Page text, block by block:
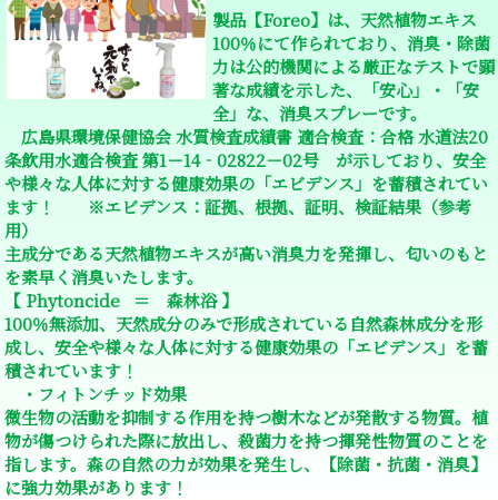
製品【Foreo】は、天然植物エキス
100％にて作られており、消臭・除菌
力は公的機関による厳正なテストで顕
著な成績を示した、「安心」・「安
全」な、消臭スプレーです。
広島県環境保健協会 水質検査成績書 適合検査：合格 水道法20
条飲用水適合検査 第1－14‐02822－02号 が示しており、安全
や様々な人体に対する健康効果の「エビデンス」を蓄積されてい
ます！ ※エビデンス：証拠、根拠、証明、検証結果（参考
用）
主成分である天然植物エキスが高い消臭力を発揮し、匂いのもと
を素早く消臭いたします。
【 Phytoncide ＝ 森林浴 】
100％無添加、天然成分のみで形成されている自然森林成分を形
成し、安全や様々な人体に対する健康効果の「エビデンス」を蓄
積されています！
・フィトンチッド効果
微生物の活動を抑制する作用を持つ樹木などが発散する物質。植
物が傷つけられた際に放出し、殺菌力を持つ揮発性物質のことを
指します。森の自然の力が効果を発生し、【除菌・抗菌・消臭】
に強力効果があります！